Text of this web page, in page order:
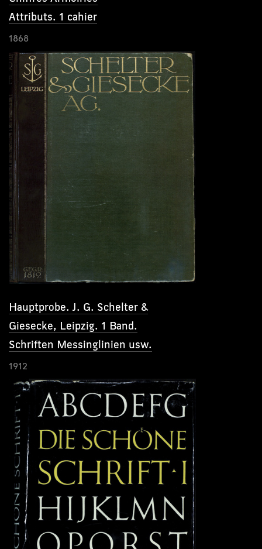
Attributs. 1 cahier
1868
Hauptprobe. J. G. Schelter &
Giesecke, Leipzig. 1 Band.
Schriften Messinglinien usw.
1912